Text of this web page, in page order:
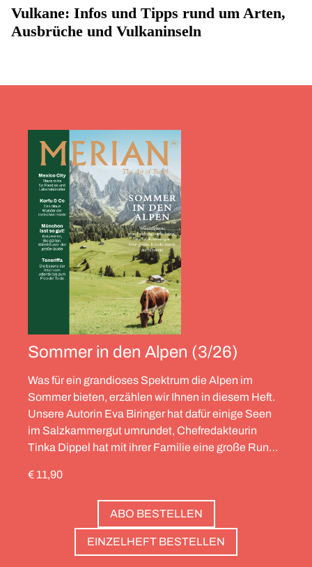
Vulkane: Infos und Tipps rund um Arten,
Ausbrüche und Vulkaninseln
Sommer in den Alpen (3/26)
Was für ein grandioses Spektrum die Alpen im
Sommer bieten, erzählen wir Ihnen in diesem Heft.
Unsere Autorin Eva Biringer hat dafür einige Seen
im Salzkammergut umrundet, Chefredakteurin
Tinka Dippel hat mit ihrer Familie eine große Runde
Helfrich ist über viele Gipfel gegangen – von
Salzburg bis nach Triest. Und die Redaktion hat
zwölf Hotels gesammelt, die zweierlei gemeinsam
haben: Sie sind die perfekte Basis, um Gipfel zu
stürmen. Und sie haben wunderschöne Pools, um
€ 11,90
ABO BESTELLEN
EINZELHEFT BESTELLEN